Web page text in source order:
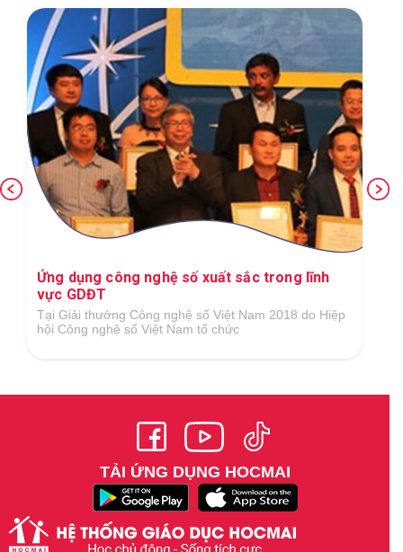
Ứng dụng công nghệ số xuất sắc trong lĩnh
vực GDĐT
Tại Giải thưởng Công nghệ số Việt Nam 2018 do Hiệp
hội Công nghệ số Việt Nam tổ chức
TẢI ỨNG DỤNG HOCMAI